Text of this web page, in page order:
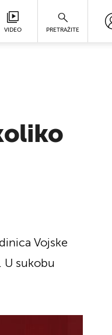
VIDEO PRETRAŽITE
Vojske
U sukobu